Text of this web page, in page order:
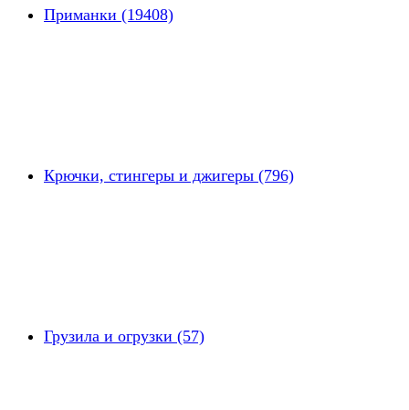
Приманки (19408)
Крючки, стингеры и джигеры (796)
Грузила и огрузки (57)